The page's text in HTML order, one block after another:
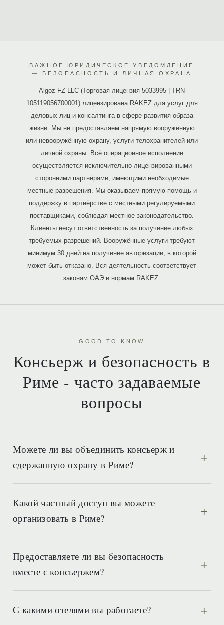
ВАЖНОЕ ЮРИДИЧЕСКОЕ УВЕДОМЛЕНИЕ
— БЕЗОПАСНОСТЬ И ЛИЧНАЯ ОХРАНА
Algoz FZ-LLC (Торговая лицензия 5033995 | TRN
105119056700001) лицензирована RAKEZ для услуг для
деловых лиц и консалтинга в сфере развития образа
жизни. Мы не предоставляем напрямую вооружённую
или невооружённую охрану, услуги телохранителей или
личной охраны. Всё операционное исполнение
осуществляется исключительно лицензированными
сторонними партнёрами, имеющими необходимые
местные разрешения. Мы оказываем прямую помощь и
поддержку в партнёрстве с местными регулируемыми
поставщиками, соблюдая местное законодательство.
Клиенты несут ответственность за получение любых
требуемых разрешений. Вооружённые услуги требуют
минимум 30 дней на получение авторизации, в которой
может быть отказано. Вся деятельность соответствует
законам ОАЭ и нормам RAKEZ.
GOOD TO KNOW
Консьерж и безопасность в
Риме - часто задаваемые
вопросы
Можете ли вы объединить консьерж и
сдержанную охрану в Риме?
Какой частный доступ вы можете
организовать в Риме?
Предоставляете ли вы безопасность
вместе с консьержем?
С какими отелями вы работаете?